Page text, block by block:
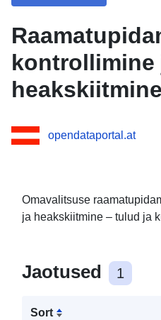
kontrollimine
heakskiitmine
(Statistik
opendataportal.at
Omavalitsuse
ja heakskiitmine – tulud ja
Jaotused 1
Sort